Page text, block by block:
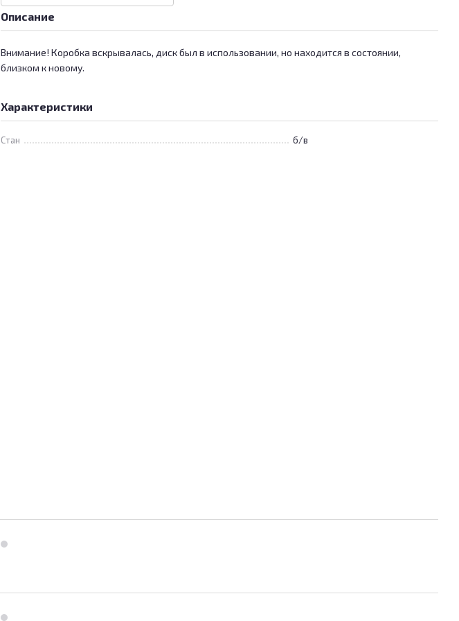
Описание
Внимание! Коробка вскрывалась, диск был в использовании, но находится в состоянии,
близком к новому.
Характеристики
Стан б/в